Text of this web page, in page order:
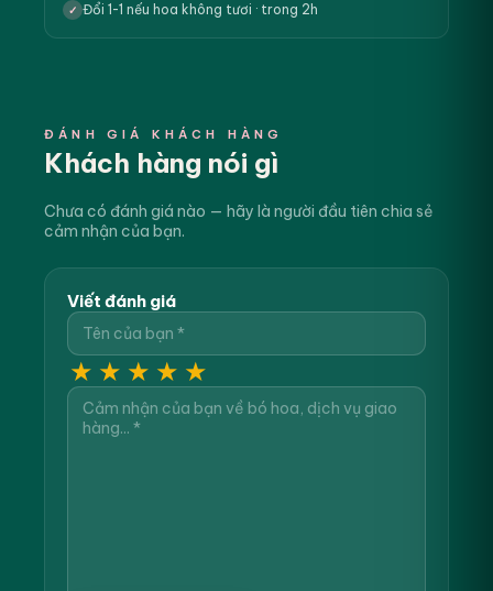
✓ Đổi 1-1 nếu hoa không tươi · trong 2h
ĐÁNH GIÁ KHÁCH HÀNG
Khách hàng nói gì
Chưa có đánh giá nào — hãy là người đầu tiên chia sẻ
cảm nhận của bạn.
Viết đánh giá
★ ★ ★ ★ ★